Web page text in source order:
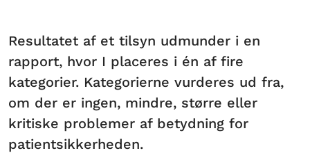
Resultatet af et tilsyn udmunder i en
rapport, hvor I placeres i én af fire
kategorier. Kategorierne vurderes ud fra,
om der er ingen, mindre, større eller
kritiske problemer af betydning for
patientsikkerheden.